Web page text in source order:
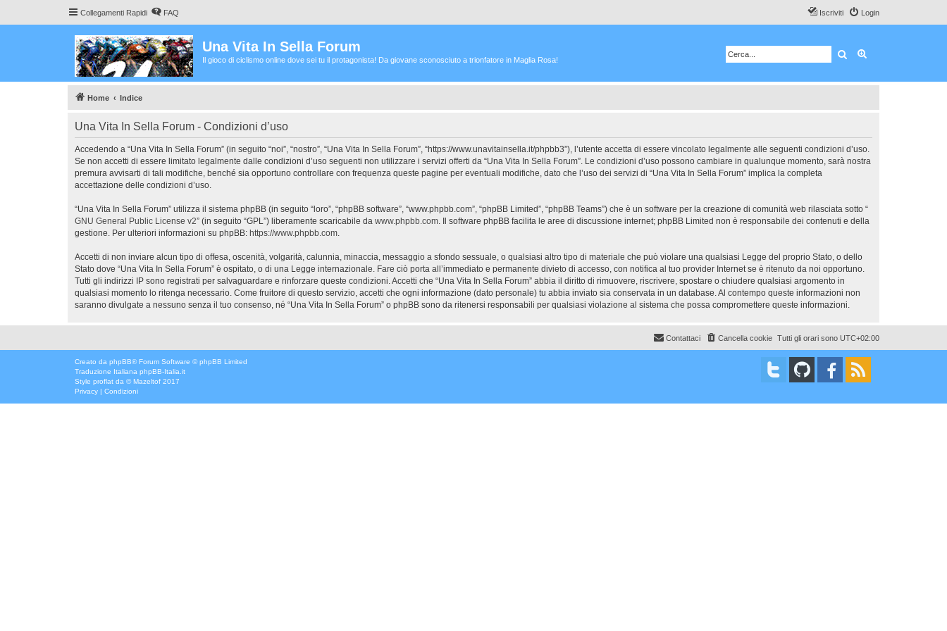
Collegamenti Rapidi FAQ Login
Iscriviti
Una Vita In Sella Forum
Il gioco di ciclismo online dove sei tu il protagonista! Da giovane sconosciuto a trionfatore in Maglia Rosa! Cerca
Home Indice
Una Vita In Sella Forum - Condizioni d’uso
Accedendo a “Una Vita In Sella Forum” (in seguito “noi”, “nostro”, “Una Vita In Sella Forum”, “https://www.unavitainsella.it/phpbb3”), l’utente accetta di essere vincolato legalmente alle seguenti condizioni d’uso.
Se non accetti di essere limitato legalmente dalle condizioni d’uso seguenti non utilizzare i servizi offerti da “Una Vita In Sella Forum”. Le condizioni d’uso possono cambiare in qualunque momento, sarà nostra
premura avvisarti di tali modifiche, benché sia opportuno controllare con frequenza queste pagine per eventuali modifiche, dato che l’uso dei servizi di “Una Vita In Sella Forum” implica la completa
accettazione delle condizioni d’uso.
“Una Vita In Sella Forum” utilizza il sistema phpBB (in seguito “loro”, “phpBB software”, “www.phpbb.com”, “phpBB Limited”, “phpBB Teams”) che è un software per la creazione di comunità web rilasciata sotto “
GNU General Public License v2” (in seguito “GPL”) liberamente scaricabile da www.phpbb.com. Il software phpBB facilita le aree di discussione internet; phpBB Limited non è responsabile dei contenuti e della
gestione. Per ulteriori informazioni su phpBB: https://www.phpbb.com.
Accetti di non inviare alcun tipo di offesa, oscenità, volgarità, calunnia, minaccia, messaggio a sfondo sessuale, o qualsiasi altro tipo di materiale che può violare una qualsiasi Legge del proprio Stato, o dello
Stato dove “Una Vita In Sella Forum” è ospitato, o di una Legge internazionale. Fare ciò porta all’immediato e permanente divieto di accesso, con notifica al tuo provider Internet se è ritenuto da noi opportuno.
Tutti gli indirizzi IP sono registrati per salvaguardare e rinforzare queste condizioni. Accetti che “Una Vita In Sella Forum” abbia il diritto di rimuovere, riscrivere, spostare o chiudere qualsiasi argomento in
qualsiasi momento lo ritenga necessario. Come fruitore di questo servizio, accetti che ogni informazione (dato personale) tu abbia inviato sia conservata in un database. Al contempo queste informazioni non
saranno divulgate a nessuno senza il tuo consenso, né “Una Vita In Sella Forum” o phpBB sono da ritenersi responsabili per qualsiasi violazione al sistema che possa compromettere queste informazioni.
Tutti gli orari sono UTC+02:00
Cancella cookie
Contattaci
Creato da phpBB® Forum Software © phpBB Limited
Traduzione Italiana phpBB-Italia.it
Style proflat da ©Mazeltof 2017
Privacy | Condizioni